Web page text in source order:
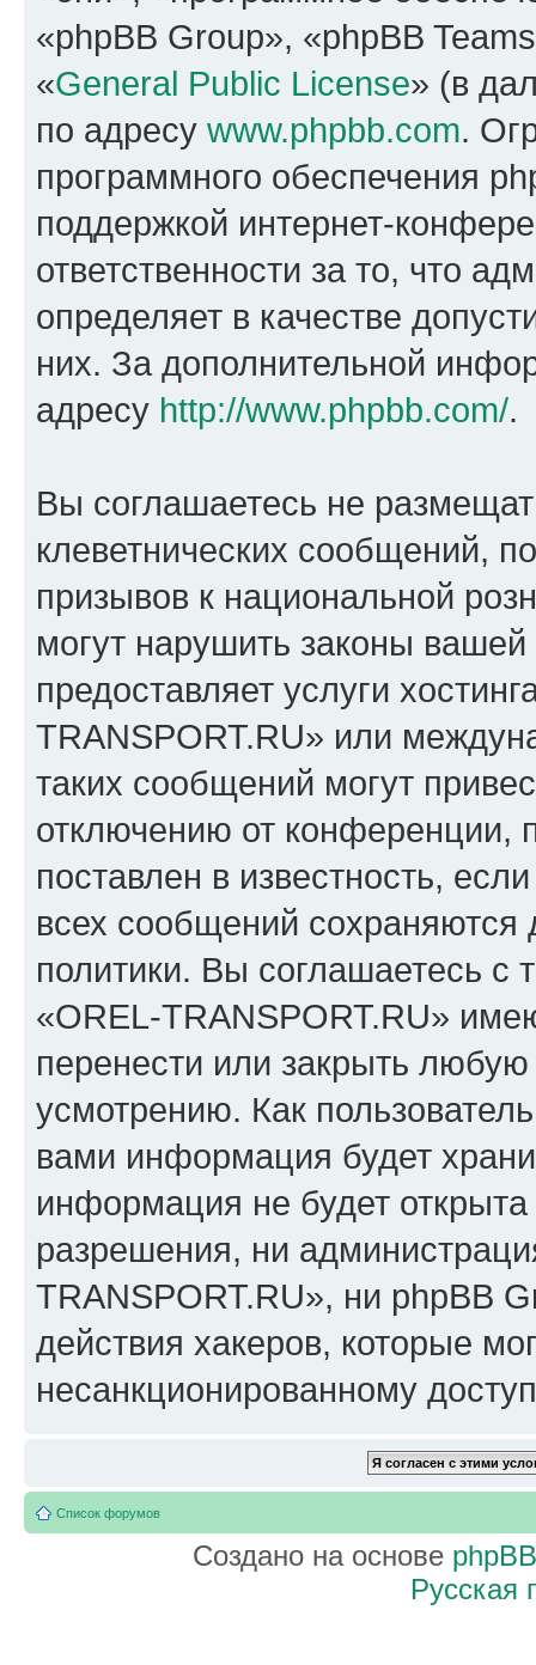
«phpBB Group», «phpBB
«General Public License» (в
по адресу www.phpbb.com.
программного обеспечения
поддержкой интернет-
ответственности за то, что
определяет в качестве
них. За дополнительной
адресу http://www.phpbb.com/.
Вы соглашаетесь не
клеветнических сообщений,
призывов к национальной
могут нарушить законы
предоставляет услуги
TRANSPORT.RU» или
таких сообщений могут
отключению от конференции,
поставлен в известность,
всех сообщений сохраняются
политики. Вы соглашаетесь
«OREL-TRANSPORT.RU»
перенести или закрыть
усмотрению. Как
вами информация будет
информация не будет
разрешения, ни
TRANSPORT.RU», ни phpBB
действия хакеров, которые
несанкционированному
Список форумов
Создано на основе phpBB
Русская